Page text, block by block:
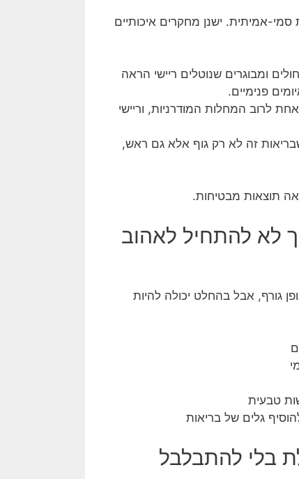
אמיתית. ישנן מחקרים איכותיים
ומבוגרים שנוטלים ריישי הראה
לרוב המחלות המודרניות, וריישי
זה לא רק גוף אלא גם ראש,
תוצאות מבטיחות.
לא להתחיל לאהוב
גורף, אבל בהחלט יכולה להיות
טבעית
גלים של בריאות
בלי להתבלבל